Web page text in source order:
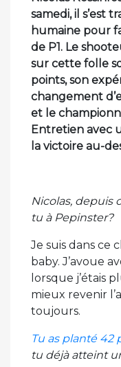
samedi, il s’est
humaine pour
de P1. Le
sur cette folle
points, son
changement
et le
Entretien avec
la victoire au-
Nicolas, depuis
tu à Pepinster?
Je suis dans ce
baby. J’avoue
lorsque j’étais
mieux revenir
toujours.
Tu as planté 42
tu déjà atteint